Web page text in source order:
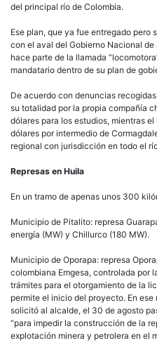
del principal río de Colombia.
Ese plan, que ya fue entregado pero
con el aval del Gobierno Nacional
hace parte de la llamada
mandatario dentro de su plan de
De acuerdo con denuncias
su totalidad por la propia compañía
dólares para los estudios, mientras
dólares por intermedio de
regional con jurisdicción en todo el
Represas en Huila
En un tramo de apenas unos 300
Municipio de Pitalito: represa
energía (MW) y Chillurco (180 MW).
Municipio de Oporapa: represa
colombiana Emgesa, controlada por
trámites para el otorgamiento de la
permite el inicio del proyecto. En
solicitó al alcalde, el 30 de agosto
“para impedir la construcción de la
explotación minera y petrolera en el